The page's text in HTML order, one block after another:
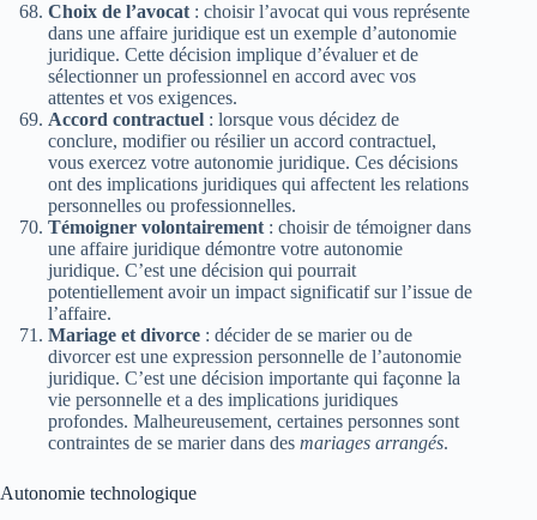
Choix de l’avocat : choisir l’avocat qui vous représente
dans une affaire juridique est un exemple d’autonomie
juridique. Cette décision implique d’évaluer et de
sélectionner un professionnel en accord avec vos
attentes et vos exigences.
Accord contractuel : lorsque vous décidez de
conclure, modifier ou résilier un accord contractuel,
vous exercez votre autonomie juridique. Ces décisions
ont des implications juridiques qui affectent les relations
personnelles ou professionnelles.
Témoigner volontairement : choisir de témoigner dans
une affaire juridique démontre votre autonomie
juridique. C’est une décision qui pourrait
potentiellement avoir un impact significatif sur l’issue de
l’affaire.
Mariage et divorce : décider de se marier ou de
divorcer est une expression personnelle de l’autonomie
juridique. C’est une décision importante qui façonne la
vie personnelle et a des implications juridiques
profondes. Malheureusement, certaines personnes sont
contraintes de se marier dans des mariages arrangés.
Autonomie technologique